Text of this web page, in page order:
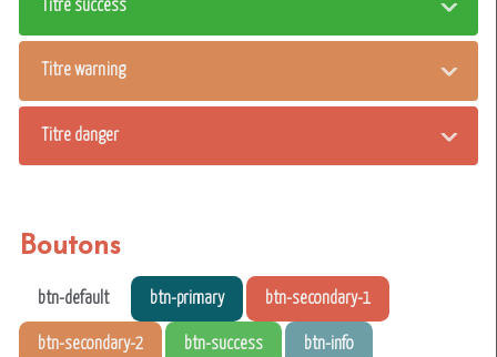
Titre success
Titre warning
Titre danger
Boutons
btn-default btn-primary btn-secondary-1
btn-secondary-2 btn-success btn-info